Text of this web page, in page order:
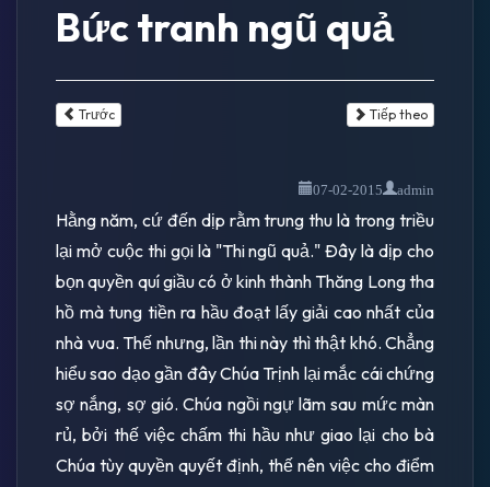
Bức tranh ngũ quả
Trước Tiếp theo
07-02-2015 admin
Hằng năm, cứ đến dịp rằm trung thu là trong triều
lại mở cuộc thi gọi là "Thi ngũ quả." Ðây là dịp cho
bọn quyền quí giầu có ở kinh thành Thăng Long tha
hồ mà tung tiền ra hầu đoạt lấy giải cao nhất của
nhà vua. Thế nhưng, lần thi này thì thật khó. Chẳng
hiểu sao dạo gần đây Chúa Trịnh lại mắc cái chứng
sợ nắng, sợ gió. Chúa ngồi ngự lãm sau mức màn
rủ, bởi thế việc chấm thi hầu như giao lại cho bà
Chúa tùy quyền quyết định, thế nên việc cho điểm